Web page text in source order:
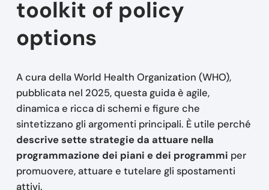
toolkit of policy
options
A cura della World Health Organization (WHO),
pubblicata nel 2025, questa guida è agile,
dinamica e ricca di schemi e figure che
sintetizzano gli argomenti principali. È utile perché
descrive sette strategie da attuare nella
programmazione dei piani e dei programmi per
promuovere, attuare e tutelare gli spostamenti
attivi.